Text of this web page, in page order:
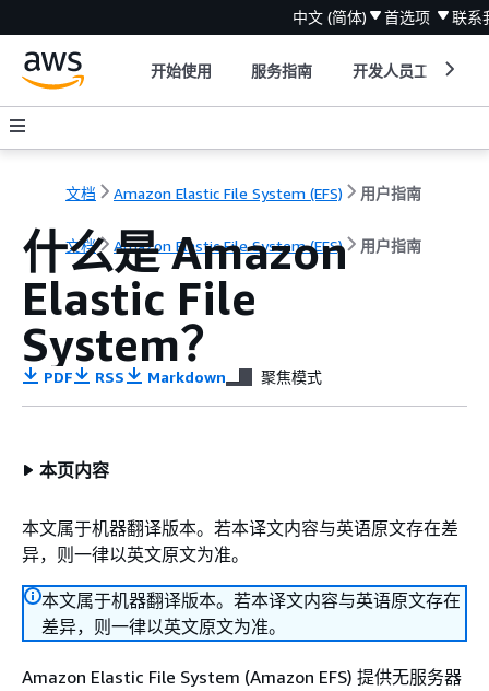
中文 (简体) 首选项 联系
开始使用 服务指南 开发人员工具
文档 Amazon Elastic File System (EFS) 用户指南
文档 Amazon Elastic File System (EFS) 用户指南
什么是 Amazon
Elastic File
System？
PDF RSS Markdown 聚焦模式
本页内容
本文属于机器翻译版本。若本译文内容与英语原文存在差
异，则一律以英文原文为准。
本文属于机器翻译版本。若本译文内容与英语原文存在
差异，则一律以英文原文为准。
Amazon Elastic File System (Amazon EFS) 提供无服务器